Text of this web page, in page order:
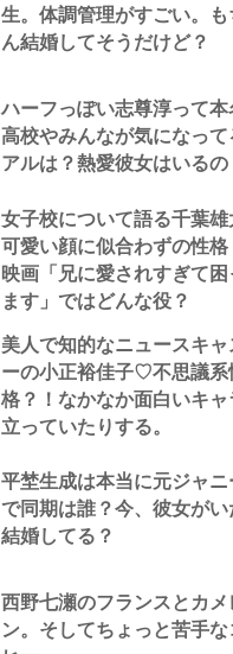
生。体調管理がすごい。も
ん結婚してそうだけど？
ハーフっぽい志尊淳って本
高校やみんなが気になって
アルは？熱愛彼女はいるの
女子校について語る千葉雄
可愛い顔に似合わずの性格
映画「兄に愛されすぎて困
ます」ではどんな役？
美人で知的なニュースキャ
ーの小正裕佳子♡不思議系
格？！なかなか面白いキャ
立っていたりする。
平埜生成は本当に元ジャニ
で同期は誰？今、彼女がい
結婚してる？
西野七瀬のフランスとカメ
ン。そしてちょっと苦手な